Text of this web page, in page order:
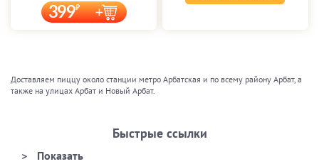
399
Доставляем пиццу около станции метро Арбатская и по всему району Арбат, а
также на улицах Арбат и Новый Арбат.
Быстрые ссылки